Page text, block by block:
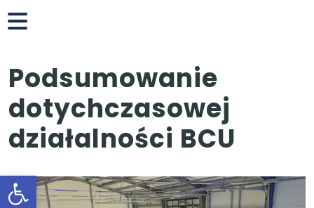
Otwórz pasek narzędzi
Podsumowanie
dotychczasowej
działalności BCU